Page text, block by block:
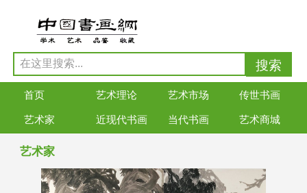
首页 艺术理论 艺术市场 传世书画
艺术家 近现代书画 当代书画 艺术商城
艺术家